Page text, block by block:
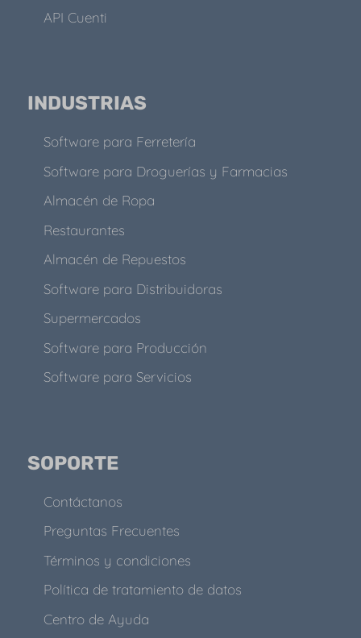
API Cuenti
INDUSTRIAS
Software para Ferretería
Software para Droguerías y Farmacias
Almacén de Ropa
Restaurantes
Almacén de Repuestos
Software para Distribuidoras
Supermercados
Software para Producción
Software para Servicios
SOPORTE
Contáctanos
Preguntas Frecuentes
Términos y condiciones
Política de tratamiento de datos
Centro de Ayuda